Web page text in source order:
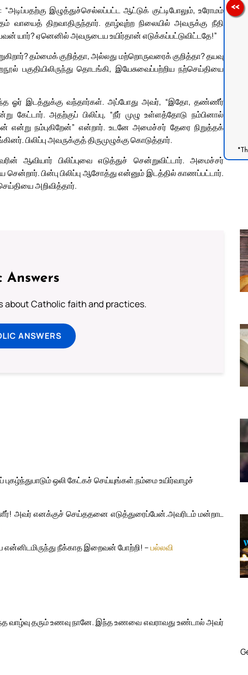
இழுத்துச்செல்லப்பட்ட ஆட்டுக் குட்டிபோலும், உரோமம்
திறவாதிருந்தார். தாழ்வுற்ற நிலையில் அவருக்கு நீதி
யார்? ஏனெனில் அவருடைய உயிர்தான் எடுக்கப்பட்டுவிட்டதே!”
தம்மைக் குறித்தா, அல்லது மற்றொருவரைக் குறித்தா? தயவு
பகுதியிலிருந்து தொடங்கி, இயேசுவைப்பற்றிய நற்செய்தியை
ஓர் இடத்துக்கு வந்தார்கள். அப்போது அவர், “இதோ, தண்ணீர்
கேட்டார். அதற்குப் பிலிப்பு, “நீர் முழு உள்ளத்தோடு நம்பினால்
நம்புகிறேன்” என்றார். உடனே அமைச்சர் தேரை நிறுத்தக்
பிலிப்பு அவருக்குத் திருமுழுக்கு கொடுத்தார்.
ஆவியார் பிலிப்புவை எடுத்துச் சென்றுவிட்டார். அமைச்சர்
பின்பு பிலிப்பு ஆசோத்து என்னும் இடத்தில் காணப்பட்டார்.
அறிவித்தார்.
Answers
about Catholic faith and practices.
ANSWERS
ஒலி கேட்கச் செய்யுங்கள்.நம்மை உயிர்வாழச்
அவர் எனக்குச் செய்ததனை எடுத்துரைப்பேன்.அவரிடம் மன்றாட
நீக்காத இறைவன் போற்றி! –பல்லவி
வாழ்வு தரும் உணவு நானே. இந்த உணவை எவராவது உண்டால் அவர்
<<